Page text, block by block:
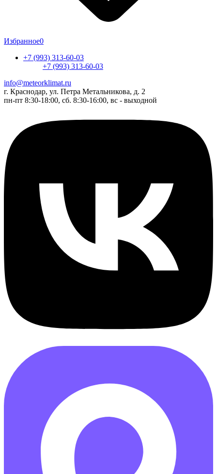
Избранное0
+7 (993) 313-60-03
+7 (993) 313-60-03
info@meteorklimat.ru
г. Краснодар, ул. Петра Метальникова, д. 2
пн-пт 8:30-18:00, сб. 8:30-16:00, вс - выходной